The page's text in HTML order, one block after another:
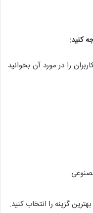
کنید:
را در مورد آن بخوانید
گزینه را انتخاب کنید.